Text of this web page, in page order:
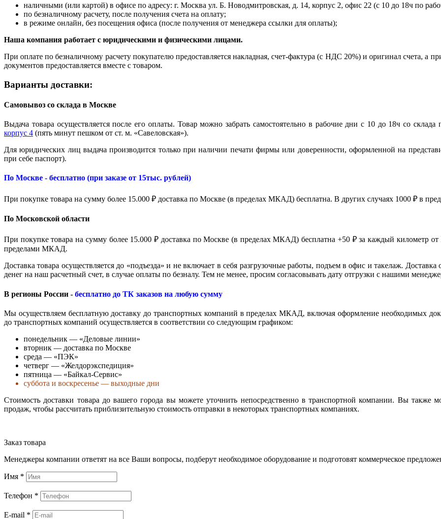
наличными (или картой) в офисе по адресу: г. Москва ул. Б. Новодмитровская, д. 14, корпус 2, офис 22 (с 10 до 18ч по
по безналичному расчету, после получения счета на оплату;
в режиме онлайн, без посещения офиса (после получения от менеджера ссылки для оплаты);
Наша компания работает с юридическими и физическими лицами.
При оплате по безналичному расчету покупателю предоставляется накладная, счет-фактура (с НДС 20%) и оригинал счета, а
документов предоставляется вместе с товаром.
Варианты доставки:
Самовывоз со склада в Москве
Выдача товара осуществляется после его оплаты. Товар можно забрать самостоятельно в рабочие дни с 10 до 18ч со склада
корпус 4 (пять минут пешком от ст. м. «Савеловская»).
Для юридических лиц выдача производится только при наличии печати фирмы или доверенности, оформленной на
при себе паспорт).
По Москве - бесплатно (при заказе от 15тыс. рублей)
При покупке товара на сумму более 15.000 ₽ доставка по Москве (в пределах МКАД) бесплатна. В других случаях 1000 ₽ в
По Московской области
При покупке товара на сумму более 15.000 ₽ доставка по Москве (в пределах МКАД) бесплатна +50 ₽ за каждый километр
пределами МКАД.
Доставка товара осуществляется до «подъезда» и не включает в себя разгрузочные работы, подъем в офис и такелаж.
денег на наш расчетный счет, в случае оплаты по безналу. Тем не менее, просим согласовывать дату отгрузки с нашими
В регионы России - бесплатно до ТК заказов на любую сумму
Мы осуществляем бесплатную доставку до транспортных компаний в пределах МКАД, включая оформление необходимых
до транспортных компаний осуществляется в соответствии со следующим графиком:
понедельник — «Деловые линии»
вторник — доставка по Москве
среда — «ПЭК»
четверг — «Желдорэкспедиция»
пятница — «Байкал-Сервис»
суббота и воскресенье — выходные дни
Стоимость доставки товара до вашего города вы можете уточнить непосредственно в транспортной компании. Вы также
продаж, чтобы рассчитать приблизительную стоимость отправки в некоторых транспортных компаниях.
Заказ товара
Менеджеры компании ответят на все Ваши вопросы, подберут необходимое оборудование и подготовят коммерческое
Имя *
Телефон *
E-mail *